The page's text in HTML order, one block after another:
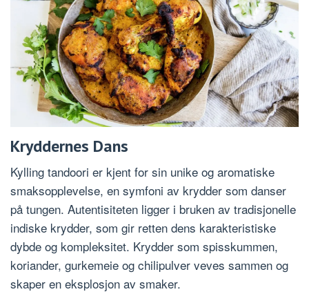
Kryddernes Dans
Kylling tandoori er kjent for sin unike og aromatiske
smaksopplevelse, en symfoni av krydder som danser
på tungen. Autentisiteten ligger i bruken av tradisjonelle
indiske krydder, som gir retten dens karakteristiske
dybde og kompleksitet. Krydder som spisskummen,
koriander, gurkemeie og chilipulver veves sammen og
skaper en eksplosjon av smaker.